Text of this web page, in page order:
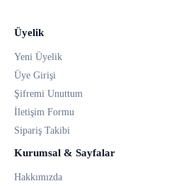
Üyelik
Yeni Üyelik
Üye Girişi
Şifremi Unuttum
İletişim Formu
Sipariş Takibi
Kurumsal & Sayfalar
Hakkımızda